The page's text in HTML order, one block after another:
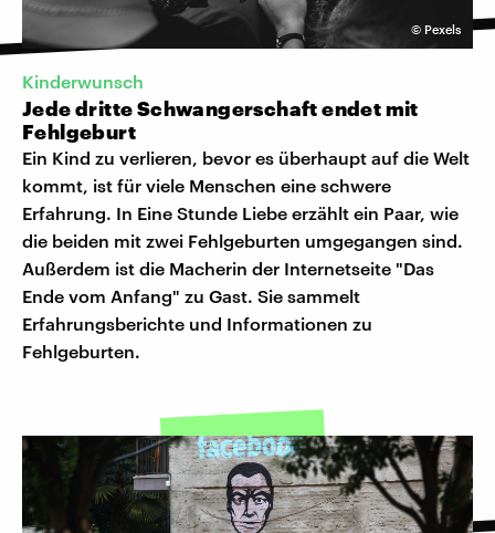
© Pexels
Kinderwunsch
Jede dritte Schwangerschaft endet mit
Fehlgeburt
Ein Kind zu verlieren, bevor es überhaupt auf die Welt
kommt, ist für viele Menschen eine schwere
Erfahrung. In Eine Stunde Liebe erzählt ein Paar, wie
die beiden mit zwei Fehlgeburten umgegangen sind.
Außerdem ist die Macherin der Internetseite "Das
Ende vom Anfang" zu Gast. Sie sammelt
Erfahrungsberichte und Informationen zu
Fehlgeburten.